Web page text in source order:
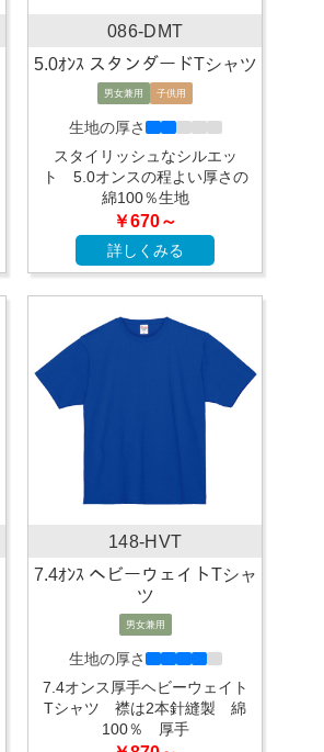
086-DMT
5.0ｵﾝｽ スタンダードTシャツ
男女兼用 子供用
生地の厚さ
スタイリッシュなシルエッ
ト 5.0オンスの程よい厚さの
綿100％生地
￥670～
詳しくみる
148-HVT
7.4ｵﾝｽ ヘビーウェイトTシャ
ツ
男女兼用
生地の厚さ
7.4オンス厚手ヘビーウェイト
Tシャツ 襟は2本針縫製 綿
100％ 厚手